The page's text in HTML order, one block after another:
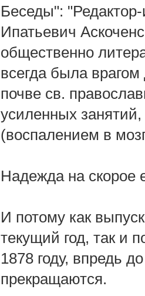
Беседы":
Ипатьевич
общественно
всегда была врагом
почве св.
усиленных
(воспалением в
Надежда на скорое
И потому как
текущий год, так и
1878 году, впредь
прекращаются.